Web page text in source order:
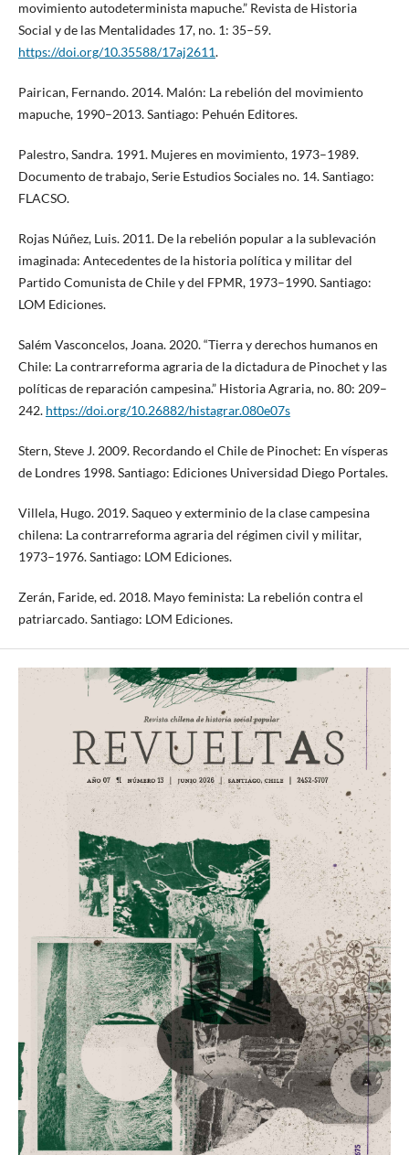
movimiento autodeterminista mapuche.” Revista de Historia
Social y de las Mentalidades 17, no. 1: 35–59.
https://doi.org/10.35588/17aj2611.
Pairican, Fernando. 2014. Malón: La rebelión del movimiento
mapuche, 1990–2013. Santiago: Pehuén Editores.
Palestro, Sandra. 1991. Mujeres en movimiento, 1973–1989.
Documento de trabajo, Serie Estudios Sociales no. 14. Santiago:
FLACSO.
Rojas Núñez, Luis. 2011. De la rebelión popular a la sublevación
imaginada: Antecedentes de la historia política y militar del
Partido Comunista de Chile y del FPMR, 1973–1990. Santiago:
LOM Ediciones.
Salém Vasconcelos, Joana. 2020. “Tierra y derechos humanos en
Chile: La contrarreforma agraria de la dictadura de Pinochet y las
políticas de reparación campesina.” Historia Agraria, no. 80: 209–
242. https://doi.org/10.26882/histagrar.080e07s
Stern, Steve J. 2009. Recordando el Chile de Pinochet: En vísperas
de Londres 1998. Santiago: Ediciones Universidad Diego Portales.
Villela, Hugo. 2019. Saqueo y exterminio de la clase campesina
chilena: La contrarreforma agraria del régimen civil y militar,
1973–1976. Santiago: LOM Ediciones.
Zerán, Faride, ed. 2018. Mayo feminista: La rebelión contra el
patriarcado. Santiago: LOM Ediciones.